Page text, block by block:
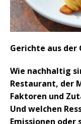
Gerichte aus
Wie nachhaltig
Restaurant, der
Faktoren und
Und welchen
Emissionen oder